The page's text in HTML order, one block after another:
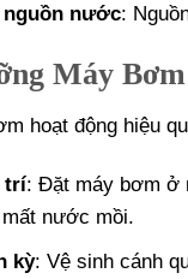
nguồn nước:
Máy
hoạt động hiệu
trí: Đặt máy bơm ở
nước mồi.
kỳ: Vệ sinh cánh